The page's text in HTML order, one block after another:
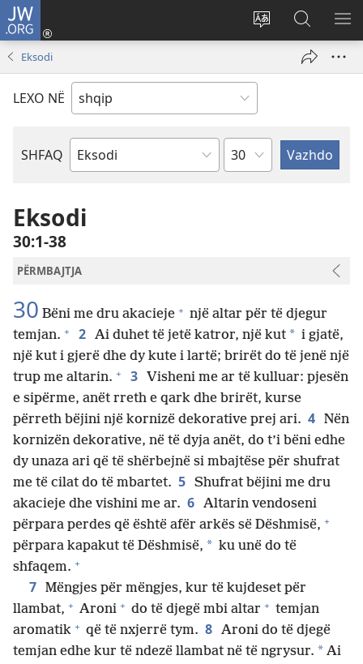
JW.ORG
Ndrysho
Hyr
me
dritare
Kërko
në
JW.ORG
Eksodi
LEXO NË
SHFAQ
Librit
Biblës
Kapitullit
Eksodi
30:1-38
PËRMBAJTJA
30 Bëni me dru akacieje + një altar për të djegur
temjan. + 2 Ai duhet të jetë katror, një kut * i gjatë,
një kut i gjerë dhe dy kute i lartë; brirët do të jenë një
trup me altarin. + 3
Visheni me ar të kulluar: pjesën
e sipërme, anët rreth e qark dhe brirët, kurse
përreth bëjini një kornizë dekorative prej ari. 4 Nën
kornizën dekorative, në të dyja anët, do t’i bëni edhe
dy unaza ari që të shërbejnë si mbajtëse për shufrat
me të cilat do të mbartet. 5 Shufrat bëjini me dru
akacieje dhe vishini me ar. 6 Altarin vendoseni
përpara perdes që është afër arkës së Dëshmisë, +
përpara kapakut të Dëshmisë, * ku unë do të
shfaqem. +
7 Mëngjes për mëngjes, kur të kujdeset për
llambat, + Aroni + do të djegë mbi altar + temjan
aromatik + që të nxjerrë tym. 8 Aroni do të djegë
temjan edhe kur të ndezë llambat në të ngrysur. * Ai